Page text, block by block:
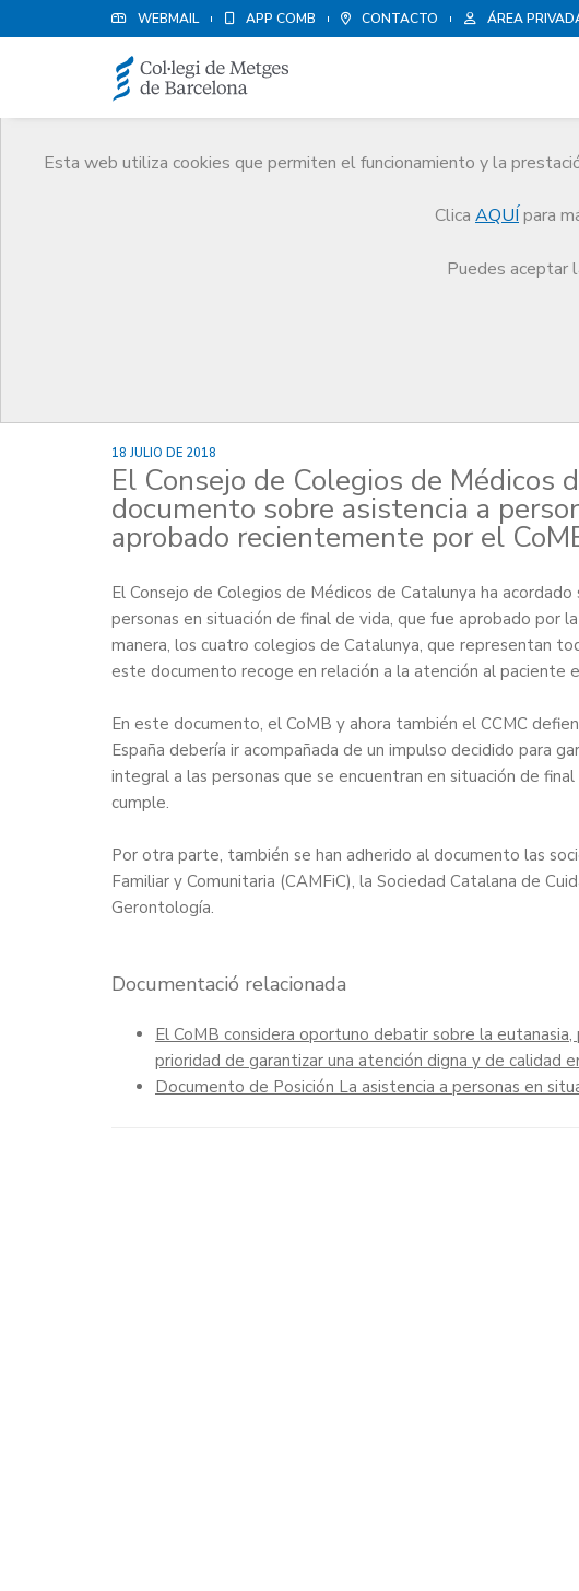
WEBMAIL APP COMB CONTACTO ÁREA
Esta web utiliza cookies que permiten el funcionamiento y la
Clica AQUÍ para
Puedes aceptar
18 JULIO DE 2018
El Consejo de Colegios de Médicos
documento sobre asistencia a
aprobado recientemente por el
El Consejo de Colegios de Médicos de Catalunya ha
personas en situación de final de vida, que fue aprobado por
manera, los cuatro colegios de Catalunya, que representan
este documento recoge en relación a la atención al paciente
En este documento, el CoMB y ahora también el CCMC
España debería ir acompañada de un impulso decidido para
integral a las personas que se encuentran en situación de
cumple.
Por otra parte, también se han adherido al documento las
Familiar y Comunitaria (CAMFiC), la Sociedad Catalana de
Gerontología.
Documentació relacionada
El CoMB considera oportuno debatir sobre la
prioridad de garantizar una atención digna y de calidad
Documento de Posición La asistencia a personas en